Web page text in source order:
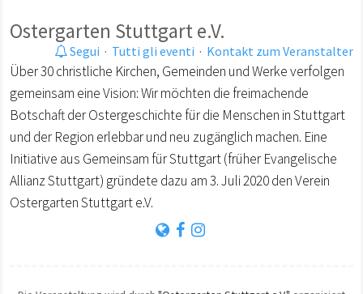
Ostergarten Stuttgart e.V.
Segui · Tutti gli eventi · Kontakt zum Veranstalter
Über 30 christliche Kirchen, Gemeinden und Werke verfolgen
gemeinsam eine Vision: Wir möchten die freimachende
Botschaft der Ostergeschichte für die Menschen in Stuttgart
und der Region erlebbar und neu zugänglich machen. Eine
Initiative aus Gemeinsam für Stuttgart (früher Evangelische
Allianz Stuttgart) gründete dazu am 3. Juli 2020 den Verein
Ostergarten Stuttgart e.V.